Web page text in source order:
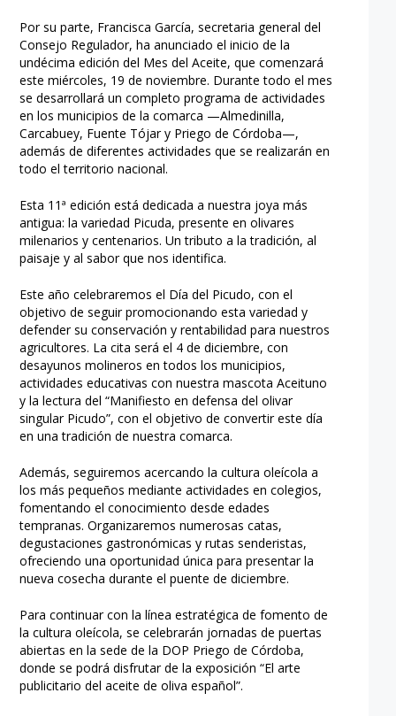
Por su parte, Francisca García, secretaria general del
Consejo Regulador, ha anunciado el inicio de la
undécima edición del Mes del Aceite, que comenzará
este miércoles, 19 de noviembre. Durante todo el mes
se desarrollará un completo programa de actividades
en los municipios de la comarca —Almedinilla,
Carcabuey, Fuente Tójar y Priego de Córdoba—,
además de diferentes actividades que se realizarán en
todo el territorio nacional.
Esta 11ª edición está dedicada a nuestra joya más
antigua: la variedad Picuda, presente en olivares
milenarios y centenarios. Un tributo a la tradición, al
paisaje y al sabor que nos identifica.
Este año celebraremos el Día del Picudo, con el
objetivo de seguir promocionando esta variedad y
defender su conservación y rentabilidad para nuestros
agricultores. La cita será el 4 de diciembre, con
desayunos molineros en todos los municipios,
actividades educativas con nuestra mascota Aceituno
y la lectura del “Manifiesto en defensa del olivar
singular Picudo”, con el objetivo de convertir este día
en una tradición de nuestra comarca.
Además, seguiremos acercando la cultura oleícola a
los más pequeños mediante actividades en colegios,
fomentando el conocimiento desde edades
tempranas. Organizaremos numerosas catas,
degustaciones gastronómicas y rutas senderistas,
ofreciendo una oportunidad única para presentar la
nueva cosecha durante el puente de diciembre.
Para continuar con la línea estratégica de fomento de
la cultura oleícola, se celebrarán jornadas de puertas
abiertas en la sede de la DOP Priego de Córdoba,
donde se podrá disfrutar de la exposición “El arte
publicitario del aceite de oliva español”.